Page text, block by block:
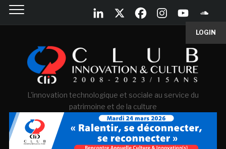
LOGIN
L'innovation technologique et sociale au service du
patrimoine et de la culture